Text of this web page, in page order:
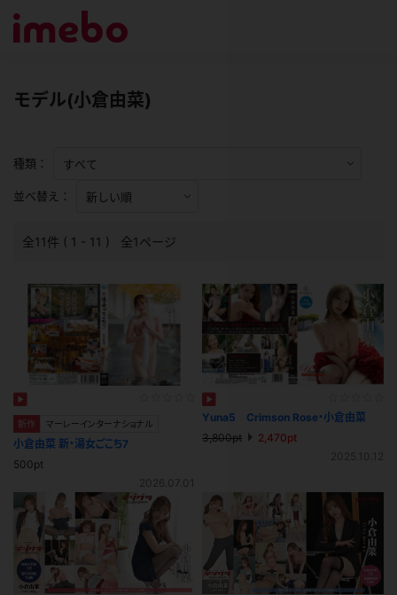
モデル(小倉由菜)
種類：
並べ替え：
全11件 ( 1 - 11 ) 全1ページ
新作 マーレーインターナショナル
小倉由菜 新・湯女ごこち7
500pt
2026.07.01
Yuna5 Crimson Rose・小倉由菜
3,800pt
2,470pt